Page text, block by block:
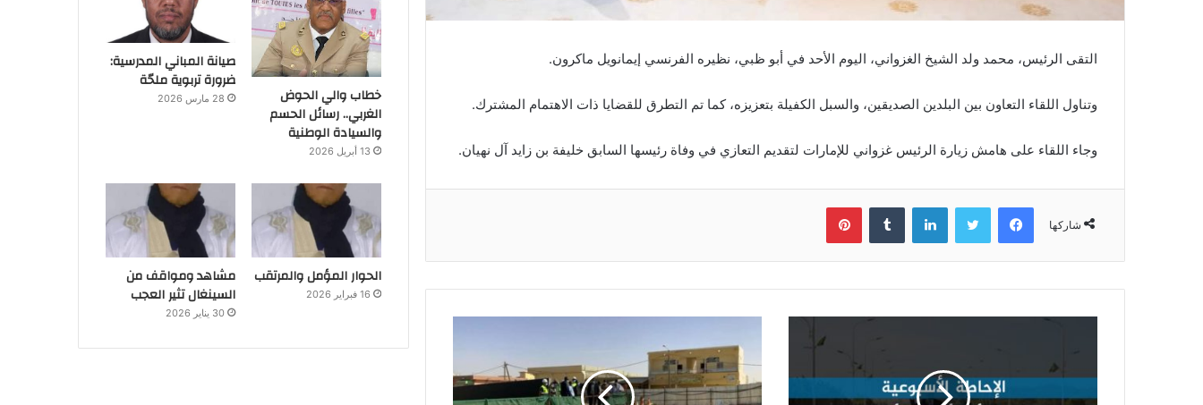
التقى الرئيس، محمد ولد الشيخ الغزواني، اليوم الأحد في أبو ظبي، نظيره الفرنسي إيمانويل ماكرون.
وتناول اللقاء التعاون بين البلدين الصديقين، والسبل الكفيلة بتعزيزه، كما تم التطرق للقضايا ذات الاهتمام المشترك.
وجاء اللقاء على هامش زيارة الرئيس غزواني للإمارات لتقديم التعازي في وفاة رئيسها السابق خليفة بن زايد آل نهيان.
شاركها
فيسبوك تويتر لينكدإن بينتيريست
خطاب والي الحوض
الغربي.. رسائل الحسم
والسيادة الوطنية
13 أبريل 2026
صيانة المباني المدرسية:
ضرورة تربوية ملحّة
28 مارس 2026
الحوار المؤمل والمرتقب
16 فبراير 2026
مشاهد ومواقف من
السينغال تثير العجب
30 يناير 2026